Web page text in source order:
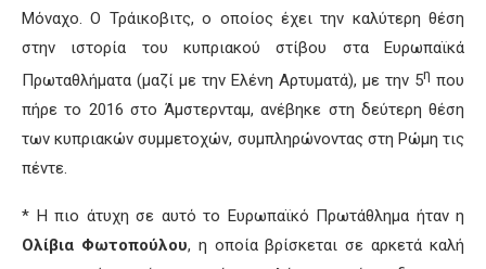
Μόναχο. Ο Τράικοβιτς, ο οποίος έχει την καλύτερη θέση
στην ιστορία του κυπριακού στίβου στα Ευρωπαϊκά
Πρωταθλήματα (μαζί με την Ελένη Αρτυματά), με την 5η που
πήρε το 2016 στο Άμστερνταμ, ανέβηκε στη δεύτερη θέση
των κυπριακών συμμετοχών, συμπληρώνοντας στη Ρώμη τις
πέντε.
* Η πιο άτυχη σε αυτό το Ευρωπαϊκό Πρωτάθλημα ήταν η
Ολίβια Φωτοπούλου, η οποία βρίσκεται σε αρκετά καλή